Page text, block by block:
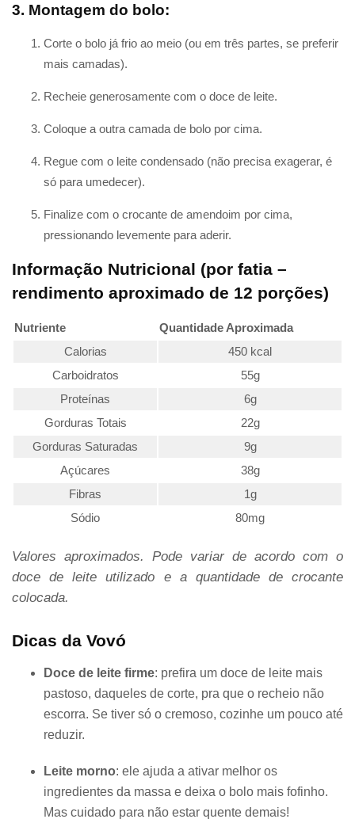
3. Montagem do bolo:
Corte o bolo já frio ao meio (ou em três partes, se preferir
mais camadas).
Recheie generosamente com o doce de leite.
Coloque a outra camada de bolo por cima.
Regue com o leite condensado (não precisa exagerar, é
só para umedecer).
Finalize com o crocante de amendoim por cima,
pressionando levemente para aderir.
Informação Nutricional (por fatia –
rendimento aproximado de 12 porções)
Nutriente
Quantidade Aproximada
Calorias
450 kcal
Carboidratos
55g
Proteínas
6g
Gorduras Totais
22g
Gorduras Saturadas
9g
Açúcares
38g
Fibras
1g
Sódio
80mg
Valores aproximados. Pode variar de acordo com o
doce de leite utilizado e a quantidade de crocante
colocada.
Dicas da Vovó
Doce de leite firme: prefira um doce de leite mais
pastoso, daqueles de corte, pra que o recheio não
escorra. Se tiver só o cremoso, cozinhe um pouco até
reduzir.
Leite morno: ele ajuda a ativar melhor os
ingredientes da massa e deixa o bolo mais fofinho.
Mas cuidado para não estar quente demais!